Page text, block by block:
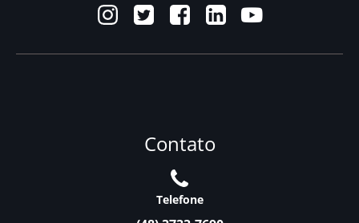
Contato
Telefone